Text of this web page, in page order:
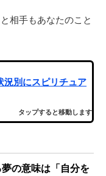
相手もあなたのこと
況別にスピリチュア
タップすると移動します
の意味は「自分を